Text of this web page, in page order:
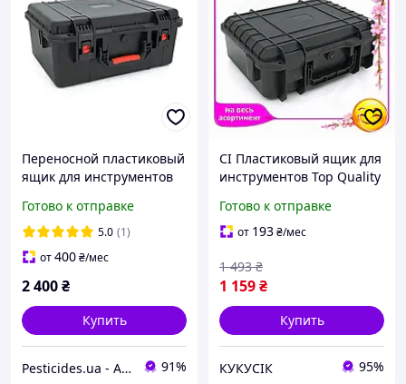
Переносной пластиковый
ящик для инструментов
размер 485х430х220 мм
Готово к отправке
5.0 (1)
от400₴/мес
2 400₴
Купить
Pesticides.ua - Аграрная продукция и не только !!! 91%
CI Пластиковый ящик для
инструментов Top Quality
342x275x125 мм
контейнер для хра CI2-
Готово к отправке
от 193₴/мес
1 159₴
1 493 ₴
Купить
КУКУСІК 95%